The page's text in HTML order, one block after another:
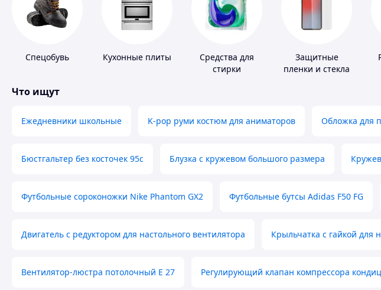
Спецобувь Кухонные плиты
Средства для
стирки
Защитные
пленки и стекла
Что ищут
Ежедневники школьные K-pop руми костюм для аниматоров Обложка для
Бюстгальтер без косточек 95с Блузка с кружевом большого размера
Футбольные сороконожки Nike Phantom GX2 Футбольные бутсы Adidas F50 FG
Двигатель с редуктором для настольного вентилятора Крыльчатка с гайкой для
Вентилятор-люстра потолочный E 27 Регулирующий клапан компрессора